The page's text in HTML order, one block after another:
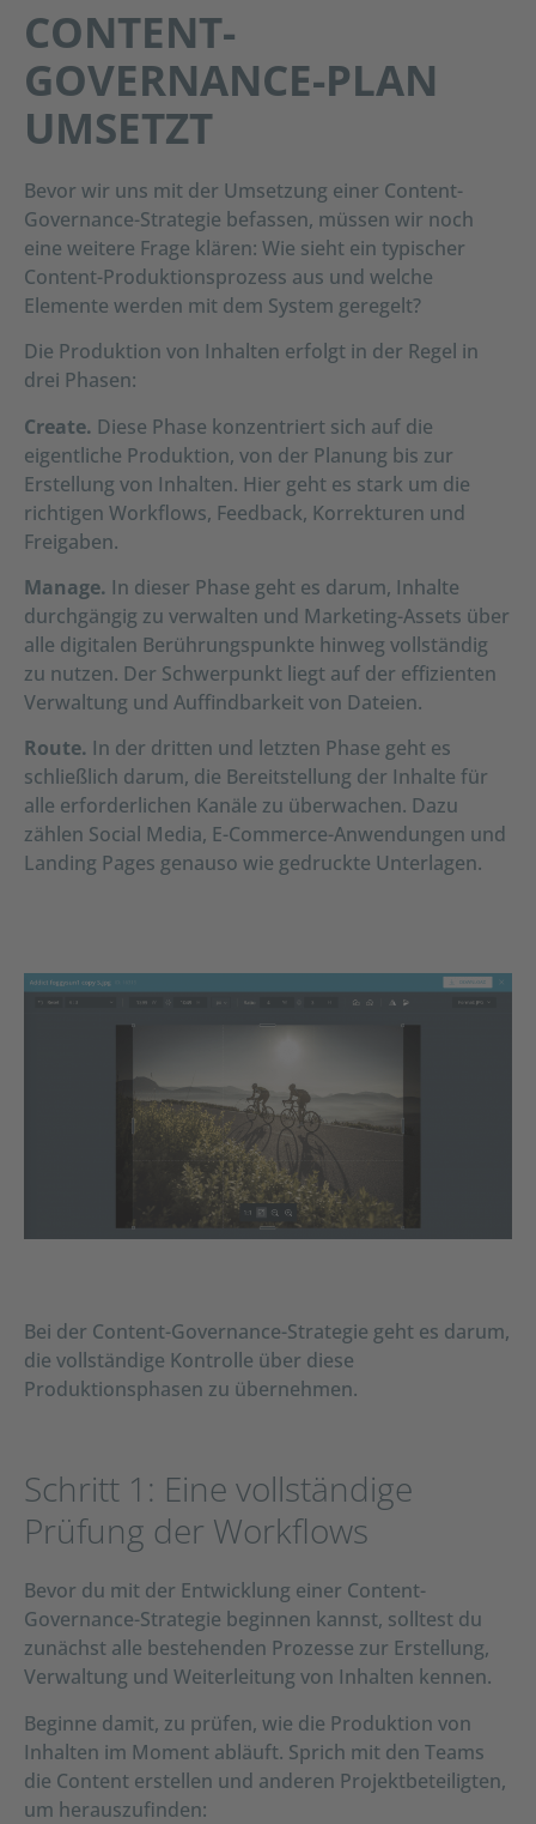
CONTENT-
GOVERNANCE-PLAN
UMSETZT
Bevor wir uns mit der Umsetzung einer Content-
Governance-Strategie befassen, müssen wir noch
eine weitere Frage klären: Wie sieht ein typischer
Content-Produktionsprozess aus und welche
Elemente werden mit dem System geregelt?
Die Produktion von Inhalten erfolgt in der Regel in
drei Phasen:
Create. Diese Phase konzentriert sich auf die
eigentliche Produktion, von der Planung bis zur
Erstellung von Inhalten. Hier geht es stark um die
richtigen Workflows, Feedback, Korrekturen und
Freigaben.
Manage. In dieser Phase geht es darum, Inhalte
durchgängig zu verwalten und Marketing-Assets über
alle digitalen Berührungspunkte hinweg vollständig
zu nutzen. Der Schwerpunkt liegt auf der effizienten
Verwaltung und Auffindbarkeit von Dateien.
Route. In der dritten und letzten Phase geht es
schließlich darum, die Bereitstellung der Inhalte für
alle erforderlichen Kanäle zu überwachen. Dazu
zählen Social Media, E-Commerce-Anwendungen und
Landing Pages genauso wie gedruckte Unterlagen.
Bei der Content-Governance-Strategie geht es darum,
die vollständige Kontrolle über diese
Produktionsphasen zu übernehmen.
Schritt 1: Eine vollständige
Prüfung der Workflows
Bevor du mit der Entwicklung einer Content-
Governance-Strategie beginnen kannst, solltest du
zunächst alle bestehenden Prozesse zur Erstellung,
Verwaltung und Weiterleitung von Inhalten kennen.
Beginne damit, zu prüfen, wie die Produktion von
Inhalten im Moment abläuft. Sprich mit den Teams
die Content erstellen und anderen Projektbeteiligten,
um herauszufinden: